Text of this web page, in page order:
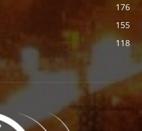
176
155
118